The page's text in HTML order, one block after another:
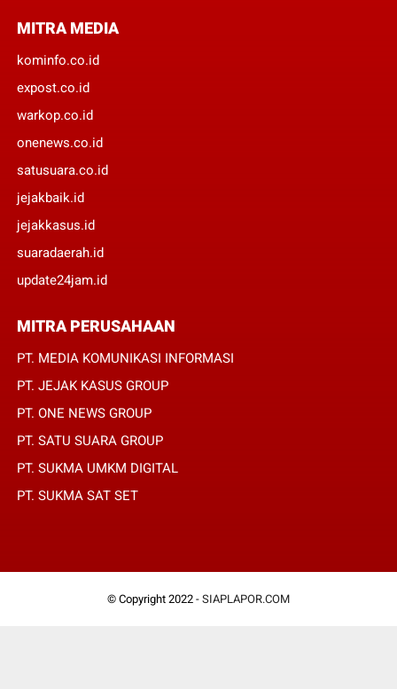
MITRA MEDIA
kominfo.co.id
expost.co.id
warkop.co.id
onenews.co.id
satusuara.co.id
jejakbaik.id
jejakkasus.id
suaradaerah.id
update24jam.id
MITRA PERUSAHAAN
PT. MEDIA KOMUNIKASI INFORMASI
PT. JEJAK KASUS GROUP
PT. ONE NEWS GROUP
PT. SATU SUARA GROUP
PT. SUKMA UMKM DIGITAL
PT. SUKMA SAT SET
© Copyright 2022 - SIAPLAPOR.COM